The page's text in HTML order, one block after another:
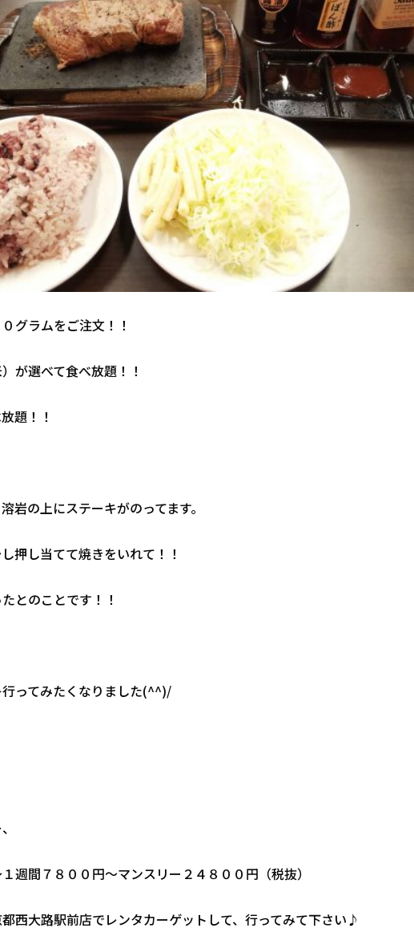
グラムをご注文！！
が選べて食べ放題！！
題！！
岩の上にステーキがのってます。
押し当てて焼きをいれて！！
とのことです！！
ってみたくなりました(^^)/
週間７８００円～マンスリー２４８００円（税抜）
西大路駅前店でレンタカーゲットして、行ってみて下さい♪